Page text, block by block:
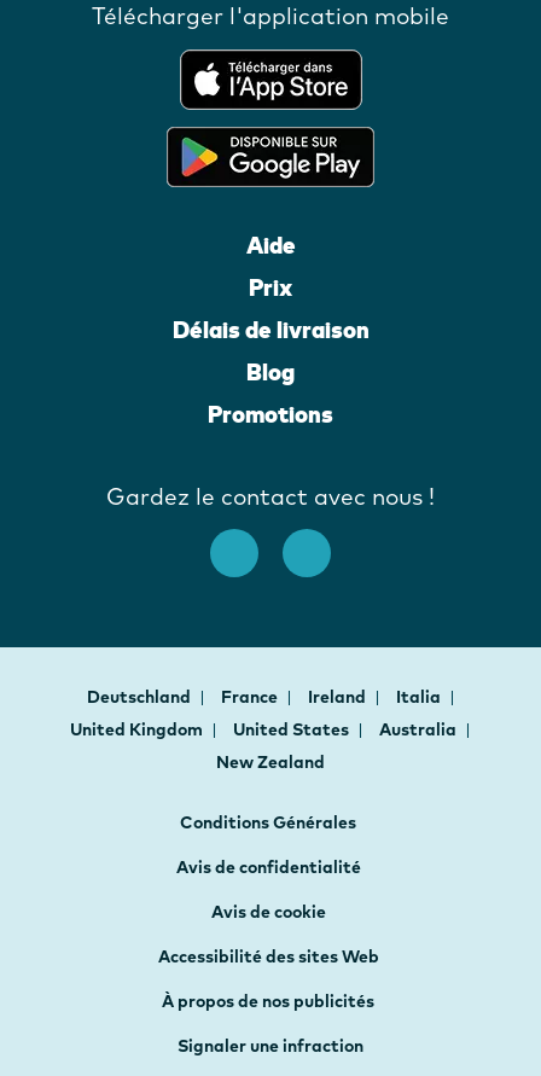
Télécharger l'application mobile
Aide
Prix
Délais de livraison
Blog
Promotions
Gardez le contact avec nous !
Deutschland France Ireland
Italia
United Kingdom
United States
Australia
New Zealand
Conditions Générales
Avis de confidentialité
Avis de cookie
Accessibilité des sites Web
À propos de nos publicités
Signaler une infraction